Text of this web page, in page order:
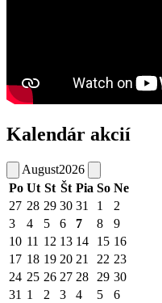
Kalendár akcií
August2026
Po Ut St Št Pia So Ne
27 28 29 30 31 1
2
3
4 5 6 7 8
9
10 11 12 13 14 15 16
17 18 19 20 21 22 23
24 25 26 27 28 29 30
31 1 2 3 4 5
6